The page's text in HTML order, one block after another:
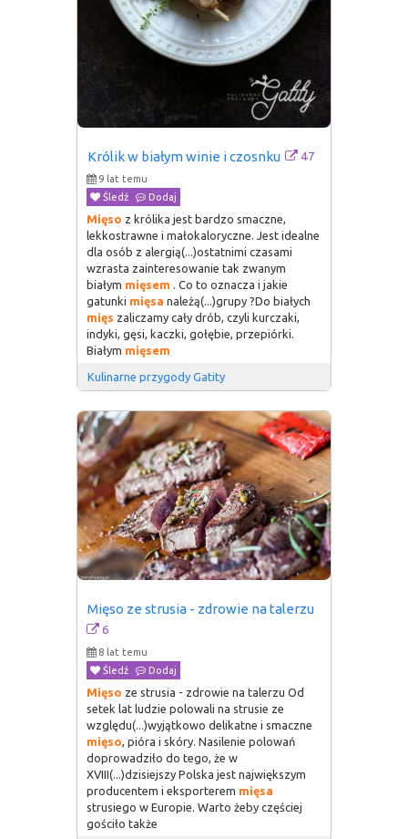
Królik w białym winie i czosnku 47
9 lat temu
Śledź
Dodaj
Mięso z królika jest bardzo smaczne,
lekkostrawne i małokaloryczne. Jest idealne
dla osób z alergią(...)ostatnimi czasami
wzrasta zainteresowanie tak zwanym
białym mięsem . Co to oznacza i jakie
gatunki mięsa należą(...)grupy ?Do białych
mięs zaliczamy cały drób, czyli kurczaki,
indyki, gęsi, kaczki, gołębie, przepiórki.
Białym mięsem
Kulinarne przygody Gatity
Mięso ze strusia - zdrowie na talerzu
6
8 lat temu
Śledź
Dodaj
Mięso ze strusia - zdrowie na talerzu Od
setek lat ludzie polowali na strusie ze
względu(...)wyjątkowo delikatne i smaczne
mięso , pióra i skóry. Nasilenie polowań
doprowadziło do tego, że w
XVIII(...)dzisiejszy Polska jest największym
producentem i eksporterem mięsa
strusiego w Europie. Warto żeby częściej
gościło także